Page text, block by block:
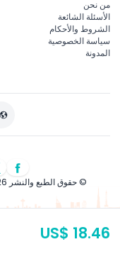
US$ 18.46
من نحن
الأسئلة الشائعة
الشروط والأحكام
سياسة الخصوصية
المدونة
© حقوق الطبع والنشر 2026